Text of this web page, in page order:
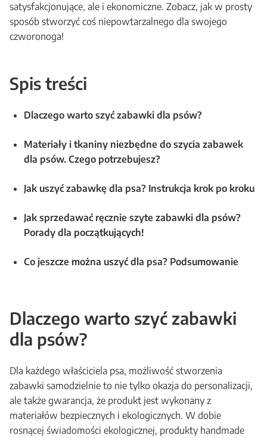
satysfakcjonujące, ale i ekonomiczne. Zobacz, jak w prosty
sposób stworzyć coś niepowtarzalnego dla swojego
czworonoga!
Spis treści
Dlaczego warto szyć zabawki dla psów?
Materiały i tkaniny niezbędne do szycia zabawek
dla psów. Czego potrzebujesz?
Jak uszyć zabawkę dla psa? Instrukcja krok po kroku
Jak sprzedawać ręcznie szyte zabawki dla psów?
Porady dla początkujących!
Co jeszcze można uszyć dla psa? Podsumowanie
Dlaczego warto szyć zabawki
dla psów?
Dla każdego właściciela psa, możliwość stworzenia
zabawki samodzielnie to nie tylko okazja do personalizacji,
ale także gwarancja, że produkt jest wykonany z
materiałów bezpiecznych i ekologicznych. W dobie
rosnącej świadomości ekologicznej, produkty handmade